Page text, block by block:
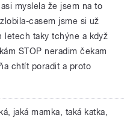
myslela že jsem na to
casem jsme si už
letech taky tchýne a když
STOP neradim čekam
chtít poradit a proto
jaká mamka, taká katka,